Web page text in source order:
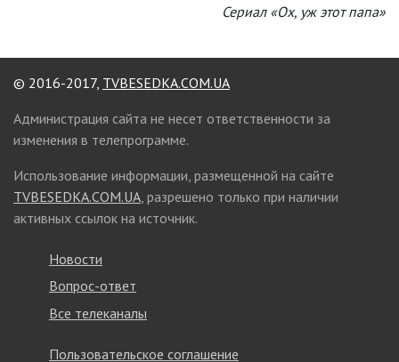
Сериал «Ох, уж этот папа»
© 2016-2017, TVBESEDKA.COM.UA
Администрация сайта не несет ответственности за
изменения в телепрограмме.
Использование информации, размещенной на сайте
TVBESEDKA.COM.UA , разрешено только при наличии
активных ссылок на источник.
Новости
Вопрос-ответ
Все телеканалы
Пользовательское соглашение